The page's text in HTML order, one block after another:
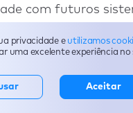
com futuros
o
adquirir um plano
privacidade e utilizamos
uma excelente experiência no
Aceitar